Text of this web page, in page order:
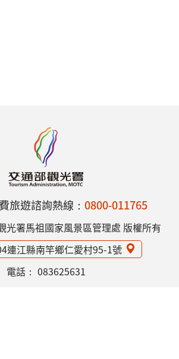
旅遊諮詢熱線： 0800-011765
光署馬祖國家風景區管理處 版權所有
連江縣南竿鄉仁愛村95-1號
電話： 083625631